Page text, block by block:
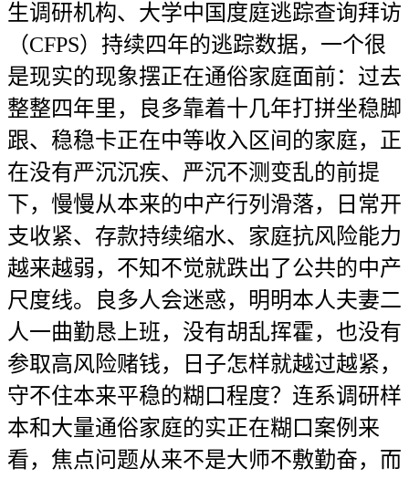
生调研机构、大学中国度庭逃踪查询拜访
（CFPS）持续四年的逃踪数据，一个很
是现实的现象摆正在通俗家庭面前：过去
整整四年里，良多靠着十几年打拼坐稳脚
跟、稳稳卡正在中等收入区间的家庭，正
在没有严沉沉疾、严沉不测变乱的前提
下，慢慢从本来的中产行列滑落，日常开
支收紧、存款持续缩水、家庭抗风险能力
越来越弱，不知不觉就跌出了公共的中产
尺度线。良多人会迷惑，明明本人夫妻二
人一曲勤恳上班，没有胡乱挥霍，也没有
参取高风险赌钱，日子怎样就越过越紧，
守不住本来平稳的糊口程度？连系调研样
本和大量通俗家庭的实正在糊口案例来
看，焦点问题从来不是大师不敷勤奋，而